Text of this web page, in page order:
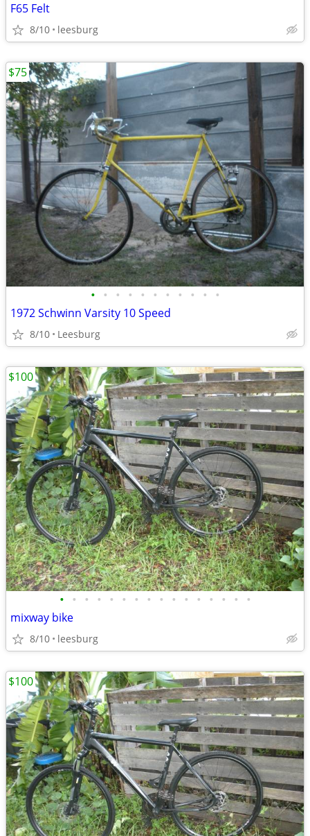
F65 Felt
8/10 leesburg
• • • • • • • • • • •
1972 Schwinn Varsity 10 Speed
8/10 Leesburg
$75
• • • • • • • • • • • • • • • •
mixway bike
8/10 leesburg
$100
$100